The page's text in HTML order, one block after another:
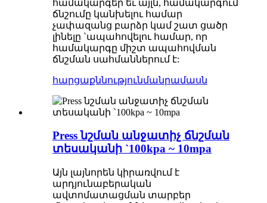
համակարգեր եւ այլն, համակարգում
ճնշումը կանխելու համար
չափազանց բարձր կամ շատ ցածր
լինելը `ապահովելու համար, որ
համակարգը միշտ ապահովման
ճնշման սահմաններում է:
հարցաքննությունմանրամասն
Press նշման անջատիչ ճնշման
տեսականի `100kpa ~ 10mpa
Այն լայնորեն կիրառվում է
արդյունաբերական
ավտոմատացման տարբեր